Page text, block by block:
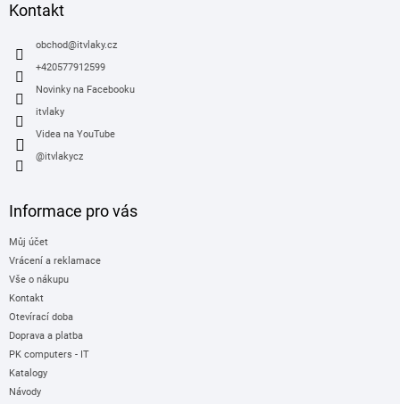
Kontakt
obchod@itvlaky.cz
+420577912599
Novinky na Facebooku
itvlaky
Videa na YouTube
@itvlakycz
Informace pro vás
Můj účet
Vrácení a reklamace
Vše o nákupu
Kontakt
Otevírací doba
Doprava a platba
PK computers - IT
Katalogy
Návody